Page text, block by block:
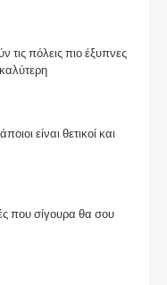
τις πόλεις πιο έξυπνες
είναι θετικοί και
που σίγουρα θα σου